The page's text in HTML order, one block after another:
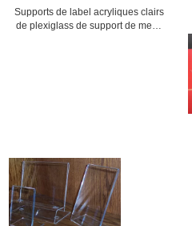
Supports de label acryliques clairs
de plexiglass de support de menu